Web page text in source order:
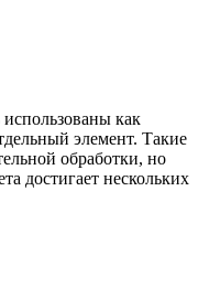
как
элемент. Такие
обработки, но
достигает нескольких